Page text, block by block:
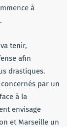
à
tenir,
afin
drastiques.
par un
à la
envisage
et Marseille un